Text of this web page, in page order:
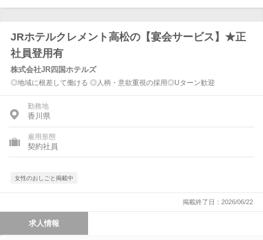
JRホテルクレメント高松の【宴会サービス】★正
社員登用有
株式会社JR四国ホテルズ
◎地域に根差して働ける ◎人柄・意欲重視の採用◎Uターン歓迎
勤務地
香川県
雇用形態
契約社員
女性のおしごと掲載中
掲載終了日：2026/06/22
求人情報